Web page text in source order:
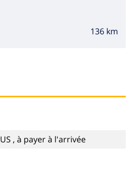
136 km
, à payer à l'arrivée